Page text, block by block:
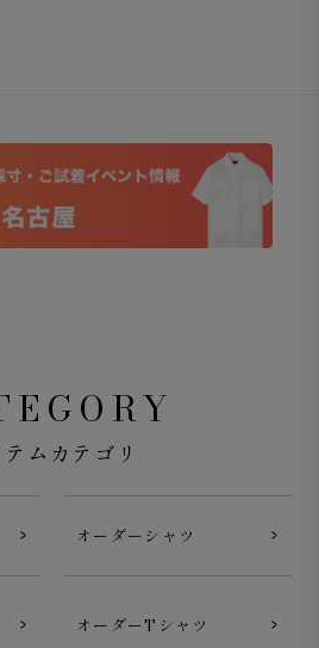
ムカテゴリ
オーダーシャツ
オーダーTシャツ